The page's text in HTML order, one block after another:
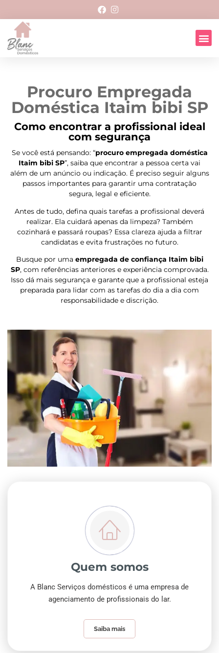
Procuro Empregada
Doméstica Itaim bibi SP
Como encontrar a profissional ideal
com segurança
Se você está pensando: “procuro empregada doméstica
Itaim bibi SP”, saiba que encontrar a pessoa certa vai
além de um anúncio ou indicação. É preciso seguir alguns
passos importantes para garantir uma contratação
segura, legal e eficiente.
Antes de tudo, defina quais tarefas a profissional deverá
realizar. Ela cuidará apenas da limpeza? Também
cozinhará e passará roupas? Essa clareza ajuda a filtrar
candidatas e evita frustrações no futuro.
Busque por uma empregada de confiança Itaim bibi
SP, com referências anteriores e experiência comprovada.
Isso dá mais segurança e garante que a profissional esteja
preparada para lidar com as tarefas do dia a dia com
responsabilidade e discrição.
Quem somos
A Blanc Serviços domésticos é uma empresa de
agenciamento de profissionais do lar.
Saiba mais